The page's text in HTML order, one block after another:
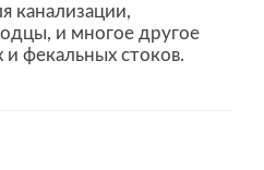
канализации,
и многое другое
фекальных стоков.